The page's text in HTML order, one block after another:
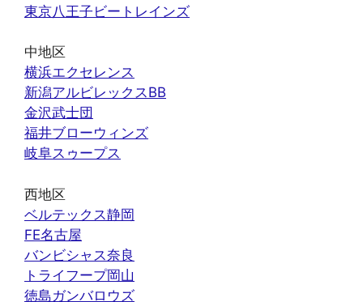
東京八王子ビートレインズ
中地区
横浜エクセレンス
新潟アルビレックスBB
金沢武士団
福井ブローウィンズ
岐阜スゥープス
西地区
ベルテックス静岡
FE名古屋
バンビシャス奈良
トライフープ岡山
徳島ガンバロウズ